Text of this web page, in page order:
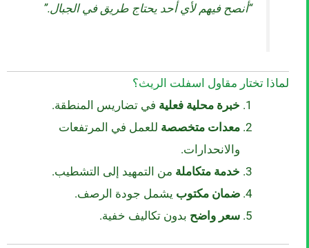
“أنصح فيهم لأي أحد يحتاج طريق في الجبال.”
لماذا تختار مقاول اسفلت الريث؟
خبرة محلية فعلية في تضاريس المنطقة.
معدات متخصصة للعمل في المرتفعات
والانحدارات.
خدمة متكاملة من التمهيد إلى التشطيب.
ضمان مكتوب يشمل جودة الرصف.
سعر واضح بدون تكاليف خفية.